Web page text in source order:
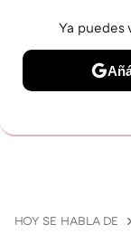
HOY SE HABLA DE
Ya puedes